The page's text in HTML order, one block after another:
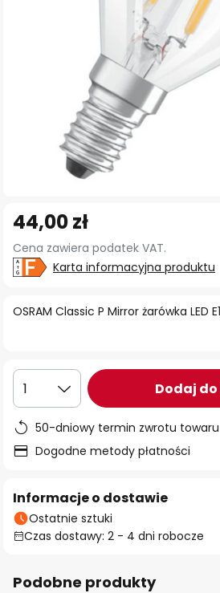
na
początek
galerii
OSRAM Classic P Mirror żarówka LED
44,00 zł
Cena zawiera podatek VAT.
Karta informacyjna produktu
1 Dodaj
50-dniowy termin zwrotu towaru
Dogodne metody płatności
Informacje o dostawie
Ostatnie sztuki
Czas dostawy: 2 - 4 dni robocze
Podobne produkty